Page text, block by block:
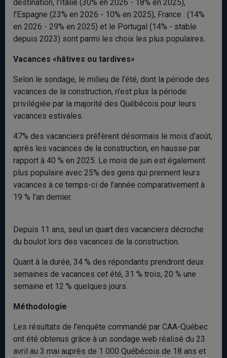
destination, l'Italie (30% en 2026 - 18% en 2025),
l'Espagne (23% en 2026 - 10% en 2025), France : (14%
en 2026 - 29% en 2025) et le Portugal (14% - stable
depuis 2023) sont parmi les choix les plus populaires.
Vacances «hâtives ou tardives»
Selon le sondage, le milieu de l'été, dont la période des
vacances de la construction, n'est plus la période
privilégiée par la majorité des Québécois pour leurs
vacances estivales.
47% des vacanciers préfèrent désormais le mois d’août,
après les vacances de la construction, en hausse par
rapport à 40 % en 2025. Le mois de juin est également
plus populaire avec 25% des gens qui prennent leurs
vacances à ce temps-ci de l’année comparativement à
19 % l’an dernier.
Depuis 11 ans, seul un quart des vacanciers décroche
du boulot lors des vacances de la construction.
Quant à la durée, 34 % des répondants prendront deux
semaines de vacances cet été, 31 % trois, 20 % une
semaine et 12 % quelques jours.
Méthodologie
Les résultats de l'enquête commandé par CAA-Québec
ont été obtenus grâce à un sondage web réalisé du 23
avril au 3 mai auprès de 1 000 Québécois de 18 ans et